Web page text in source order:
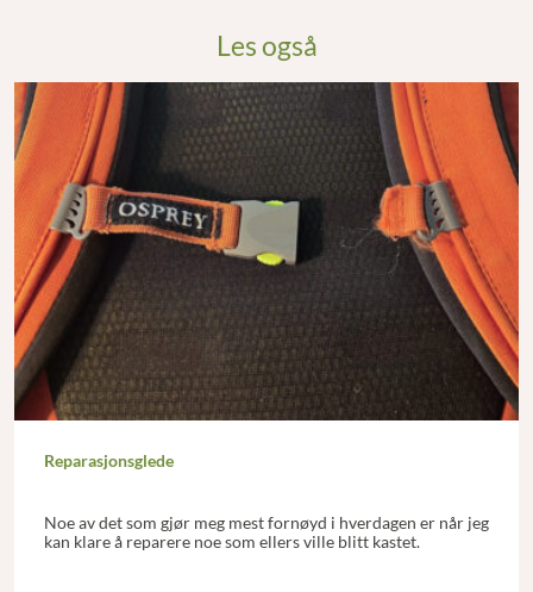
Les også
Reparasjonsglede
Noe av det som gjør meg mest fornøyd i hverdagen er når jeg
kan klare å reparere noe som ellers ville blitt kastet.